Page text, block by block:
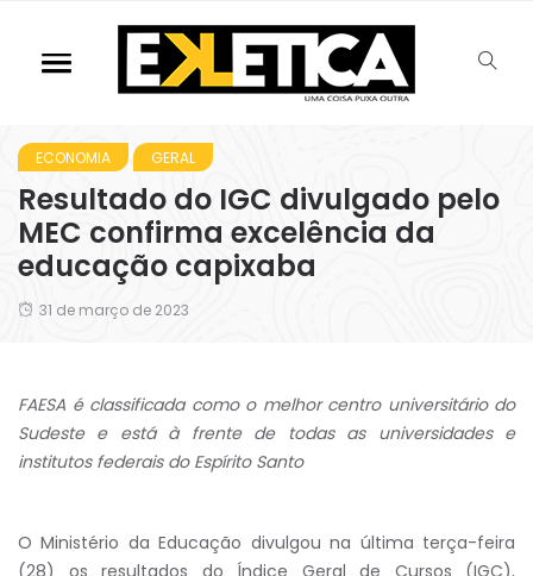
ECONOMIA GERAL
Resultado do IGC divulgado pelo
MEC confirma excelência da
educação capixaba
31 de março de 2023
FAESA é classificada como o melhor centro universitário do
Sudeste e está à frente de todas as universidades e
institutos federais do Espírito Santo
O Ministério da Educação divulgou na última terça-feira
(28) os resultados do Índice Geral de Cursos (IGC),